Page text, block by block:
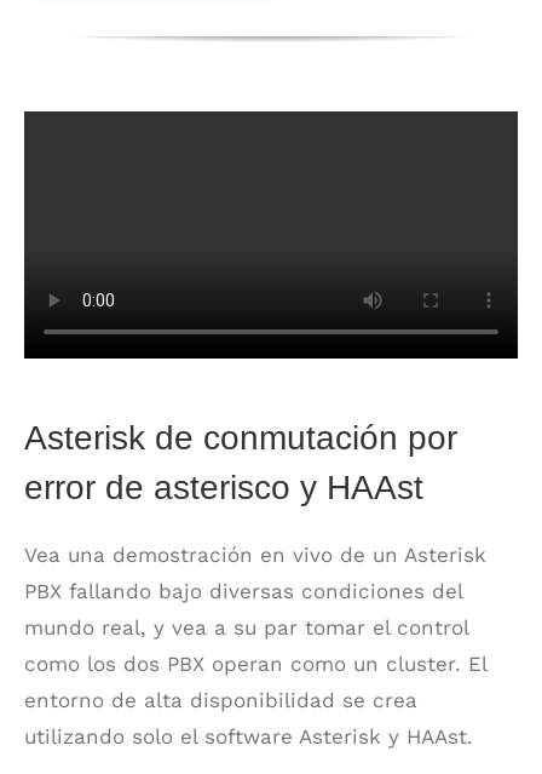
Asterisk de conmutación por
error de asterisco y HAAst
Vea una demostración en vivo de un Asterisk
PBX fallando bajo diversas condiciones del
mundo real, y vea a su par tomar el control
como los dos PBX operan como un cluster. El
entorno de alta disponibilidad se crea
utilizando solo el software Asterisk y HAAst.